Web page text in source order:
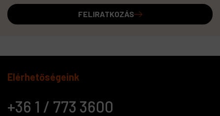
FELIRATKOZÁS
Elérhetőségeink
+36 1 / 773 3600